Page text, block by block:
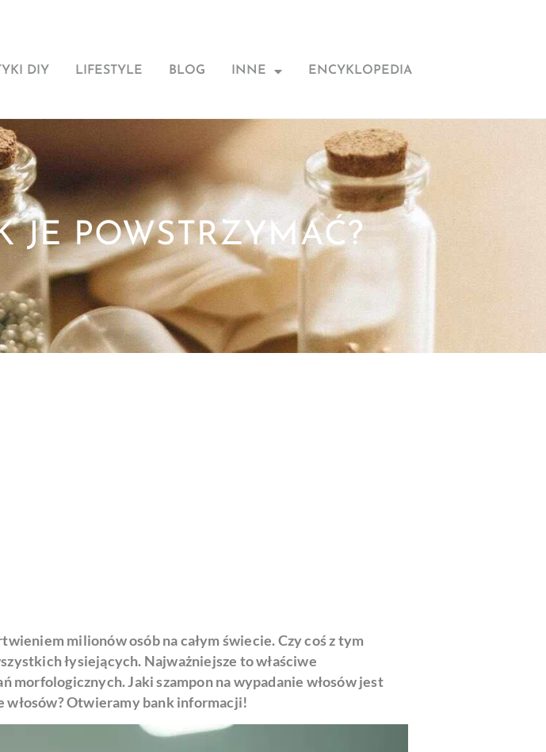
DIY LIFESTYLE BLOG INNE ENCYKLOPEDIA
JE POWSTRZYMAĆ?
milionów osób na całym świecie. Czy coś z tym
łysiejących. Najważniejsze to właściwe
morfologicznych. Jaki szampon na wypadanie włosów jest
włosów? Otwieramy bank informacji!